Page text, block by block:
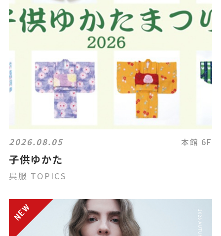
2026.08.05 本館 6F
子供ゆかた
呉服 TOPICS